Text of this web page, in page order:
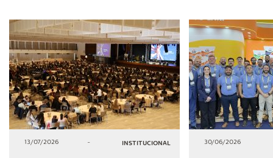
13/07/2026 - INSTITUCIONAL 30/06/2026